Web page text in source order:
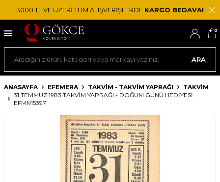
3000 TL VE ÜZERİ TÜM ALIŞVERİŞLERDE KARGO BEDAVA!
ARA
0
ANASAYFA EFEMERA TAKVIM - TAKVIM YAPRAĞI
TAKVIM
31 TEMMUZ 1983 TAKVIM YAPRAĞI - DOĞUM GÜNÜ HEDIYESI
EFMN15397